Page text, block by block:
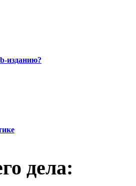
изданию?
дела: